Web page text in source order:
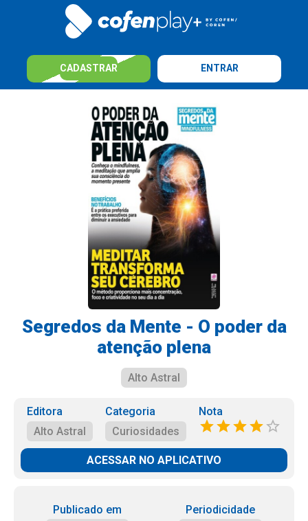
CADASTRAR ENTRAR
Segredos da Mente - O poder da
atenção plena
Alto Astral
Editora
Alto Astral
Categoria
Curiosidades
Nota
ACESSAR NO APLICATIVO
Publicado em
Periodicidade